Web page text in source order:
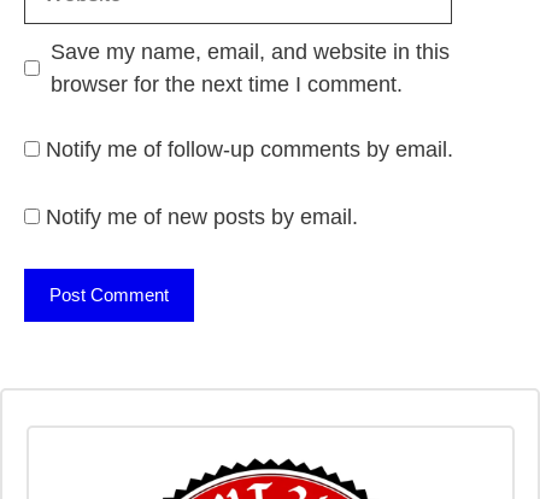
Save my name, email, and website in this
browser for the next time I comment.
Notify me of follow-up comments by email.
Notify me of new posts by email.